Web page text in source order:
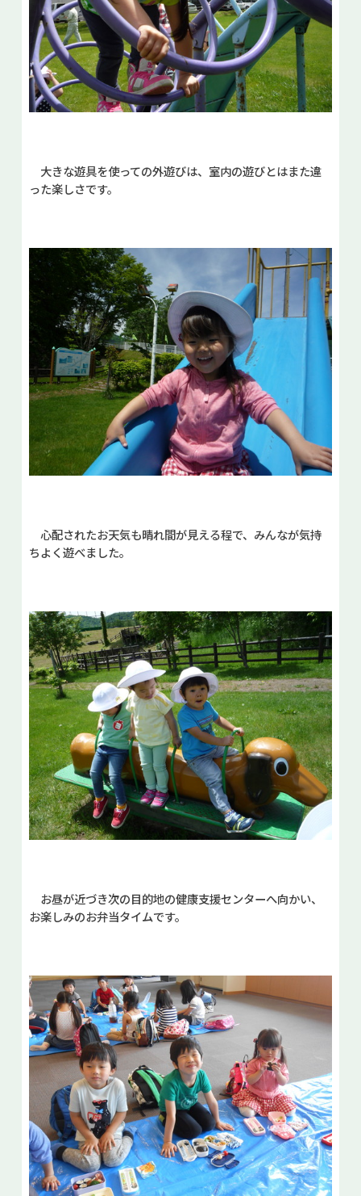
大きな遊具を使っての外遊びは、室内の遊びとはまた違
った楽しさです。
心配されたお天気も晴れ間が見える程で、みんなが気持
ちよく遊べました。
お昼が近づき次の目的地の健康支援センターへ向かい、
お楽しみのお弁当タイムです。